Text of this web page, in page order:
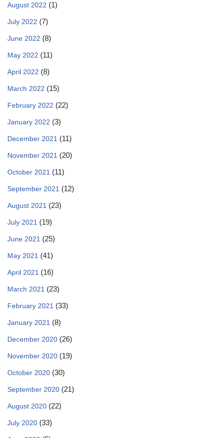
August 2022 (1)
July 2022 (7)
June 2022 (8)
May 2022 (11)
April 2022 (8)
March 2022 (15)
February 2022 (22)
January 2022 (3)
December 2021 (11)
November 2021 (20)
October 2021 (11)
September 2021 (12)
August 2021 (23)
July 2021 (19)
June 2021 (25)
May 2021 (41)
April 2021 (16)
March 2021 (23)
February 2021 (33)
January 2021 (8)
December 2020 (26)
November 2020 (19)
October 2020 (30)
September 2020 (21)
August 2020 (22)
July 2020 (33)